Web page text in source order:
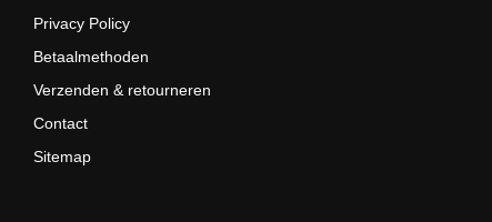
Privacy Policy
Betaalmethoden
Verzenden & retourneren
Contact
Sitemap